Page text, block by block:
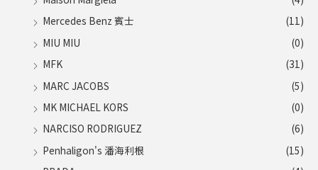
Mercedes Benz 賓士
(11)
MIU MIU
(0)
MFK
(31)
MARC JACOBS
(5)
MK MICHAEL KORS
(0)
NARCISO RODRIGUEZ
(6)
Penhaligon's 潘海利根
(15)